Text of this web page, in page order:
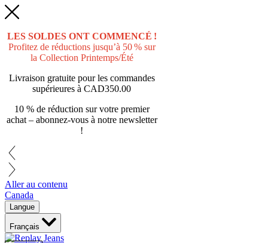
LES SOLDES ONT COMMENCÉ !
Profitez de réductions jusqu’à 50 % sur
la Collection Printemps/Été
Livraison gratuite pour les commandes
supérieures à CAD350.00
10 % de réduction sur votre premier
achat – abonnez-vous à notre newsletter
!
Aller au contenu
Canada
Langue
Français